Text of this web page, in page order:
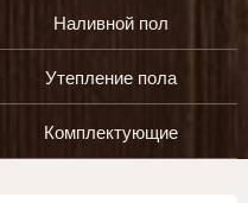
Наливной пол
Утепление пола
Комплектующие